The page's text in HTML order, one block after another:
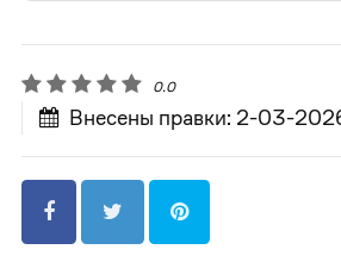
0.0
Внесены правки: 2-03-